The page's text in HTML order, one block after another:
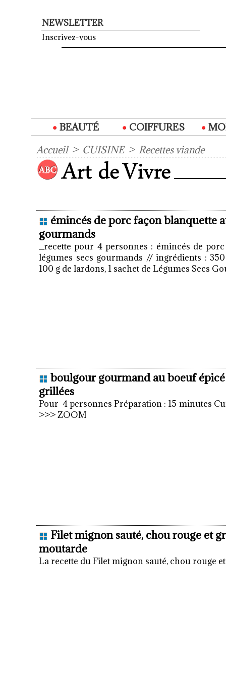
NEWSLETTER
Inscrivez-vous
BEAUTÉ COIFFURES
Accueil > CUISINE > Recettes viande
émincés de porc façon blanquette
gourmands
_recette pour 4 personnes : émincés de
légumes secs gourmands // ingrédients : 350
100 g de lardons, 1 sachet de Légumes Secs
boulgour gourmand au boeuf
grillées
Pour 4 personnes Préparation : 15 minutes
>>> ZOOM
Filet mignon sauté, chou rouge et
moutarde
La recette du Filet mignon sauté, chou rouge